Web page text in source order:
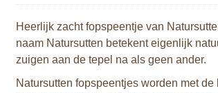
Heerlijk zacht fopspeentje van
naam Natursutten betekent eigenlijk
zuigen aan de tepel na als geen ander.
Natursutten fopspeentjes worden met